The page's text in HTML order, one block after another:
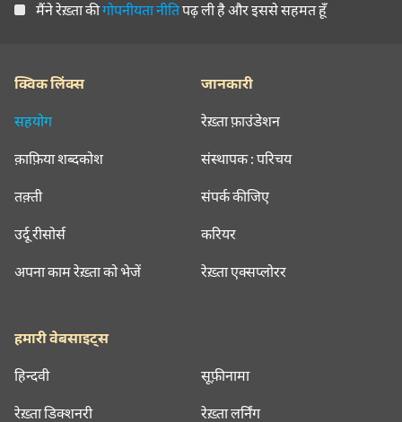
मैंने रेख़्ता कीगोपनीयता नीतिपढ़ ली है और इससे सहमत हूँ
क्विक लिंक्स
सहयोग
क़ाफ़िया शब्दकोश
तक़्ती
उर्दू रीसोर्स
अपना काम रेख़्ता को भेजें
जानकारी
रेख़्ता फ़ाउंडेशन
संस्थापक : परिचय
संपर्क कीजिए
करियर
रेख़्ता एक्सप्लोरर
हमारी वेबसाइट्स
हिन्दवी सूफ़ीनामा
रेख़्ता डिक्शनरी रेख़्ता लर्निंग